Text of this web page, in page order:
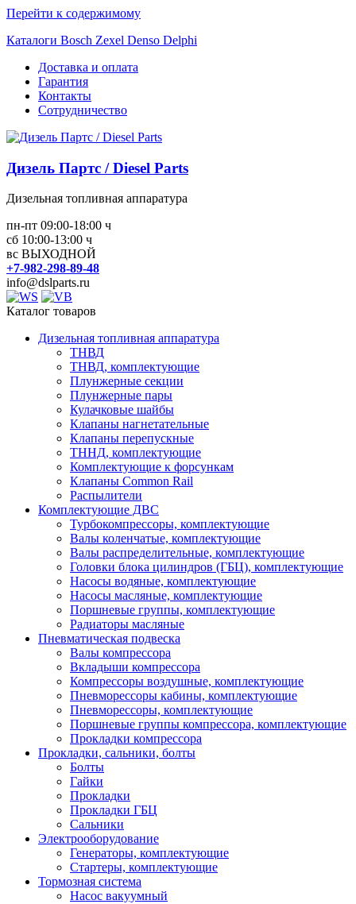
Перейти к содержимому
Каталоги Bosch Zexel Denso Delphi
Доставка и оплата
Гарантия
Контакты
Сотрудничество
Дизель Партс / Diesel Parts
Дизельная топливная аппаратура
пн-пт 09:00-18:00 ч
сб 10:00-13:00 ч
вс ВЫХОДНОЙ
+7-982-298-89-48
info@dslparts.ru
Каталог товаров
Дизельная топливная аппаратура
ТНВД
ТНВД, комплектующие
Плунжерные секции
Плунжерные пары
Кулачковые шайбы
Клапаны нагнетательные
Клапаны перепускные
ТННД, комплектующие
Комплектующие к форсункам
Клапаны Common Rail
Распылители
Комплектующие ДВС
Турбокомпрессоры, комплектующие
Валы коленчатые, комплектующие
Валы распределительные, комплектующие
Головки блока цилиндров (ГБЦ), комплектующие
Насосы водяные, комплектующие
Насосы масляные, комплектующие
Поршневые группы, комплектующие
Радиаторы масляные
Пневматическая подвеска
Валы компрессора
Вкладыши компрессора
Компрессоры воздушные, комплектующие
Пневморессоры кабины, комплектующие
Пневморессоры, комплектующие
Поршневые группы компрессора, комплектующие
Прокладки компрессора
Прокладки, сальники, болты
Болты
Гайки
Прокладки
Прокладки ГБЦ
Сальники
Электрооборудование
Генераторы, комплектующие
Стартеры, комплектующие
Тормозная система
Насос вакуумный